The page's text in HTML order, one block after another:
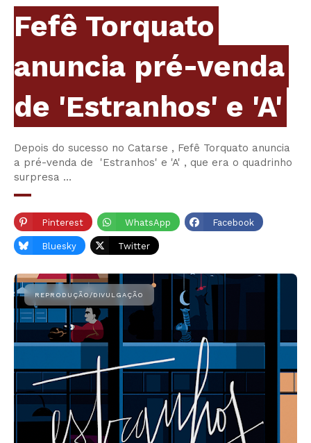
Fefê Torquato
anuncia pré-venda
de 'Estranhos' e 'A'
Depois do sucesso no Catarse , Fefê Torquato anuncia
a pré-venda de 'Estranhos' e 'A' , que era o quadrinho
surpresa …
Pinterest WhatsApp Facebook
Bluesky Twitter